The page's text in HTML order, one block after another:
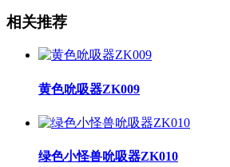
相关推荐
黄色吮吸器ZK009
绿色小怪兽吮吸器ZK010